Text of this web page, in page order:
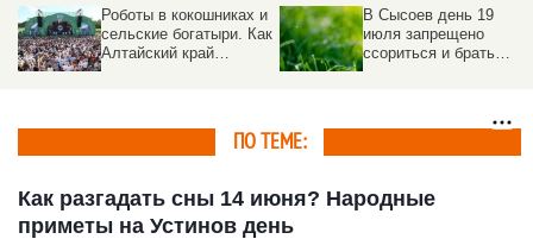
Роботы в кокошниках и
сельские богатыри. Как
Алтайский край
В Сысоев день 19
июля запрещено
ссориться и брать
ПО ТЕМЕ:
Как разгадать сны 14 июня? Народные
приметы на Устинов день